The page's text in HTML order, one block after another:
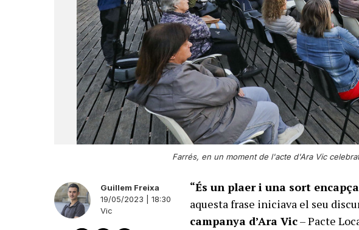
Farrés, en un moment de l'acte d'Ara Vic
Guillem Freixa
19/05/2023 | 18:30
Vic
“És un plaer i una sort
aquesta frase iniciava el seu
campanya d’Ara Vic– Pacte